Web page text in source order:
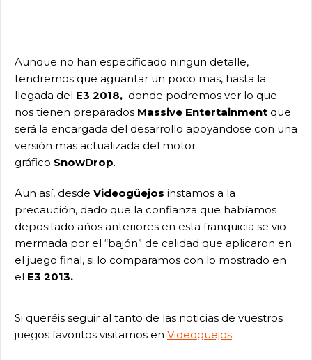
Aunque no han especificado ningun detalle,
tendremos que aguantar un poco mas, hasta la
llegada del E3 2018, donde podremos ver lo que
nos tienen preparados Massive Entertainment que
será la encargada del desarrollo apoyandose con una
versión mas actualizada del motor
gráfico SnowDrop.
Aun así, desde Videogüejos instamos a la
precaución, dado que la confianza que habíamos
depositado años anteriores en esta franquicia se vio
mermada por el “bajón” de calidad que aplicaron en
el juego final, si lo comparamos con lo mostrado en
el E3 2013.
Si queréis seguir al tanto de las noticias de vuestros
juegos favoritos visitamos en Videogüejos